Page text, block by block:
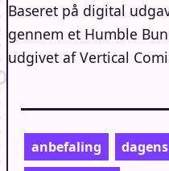
Baseret på digital
gennem et Humble
udgivet af Vertical
anbefaling dagens